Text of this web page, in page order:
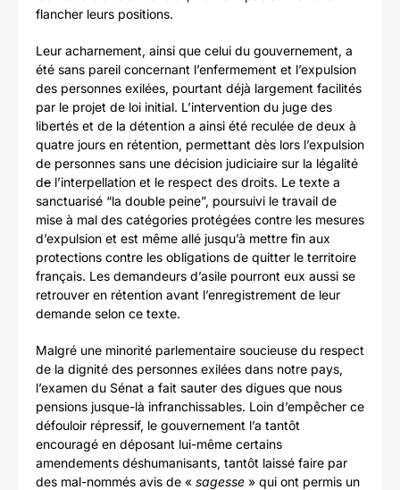
flancher leurs positions.
Leur acharnement, ainsi que celui du gouvernement, a
été sans pareil concernant l’enfermement et l’expulsion
des personnes exilées, pourtant déjà largement facilités
par le projet de loi initial. L’intervention du juge des
libertés et de la détention a ainsi été reculée de deux à
quatre jours en rétention, permettant dès lors l’expulsion
de personnes sans une décision judiciaire sur la légalité
de l’interpellation et le respect des droits. Le texte a
sanctuarisé “la double peine”, poursuivi le travail de
mise à mal des catégories protégées contre les mesures
d’expulsion et est même allé jusqu’à mettre fin aux
protections contre les obligations de quitter le territoire
français. Les demandeurs d’asile pourront eux aussi se
retrouver en rétention avant l’enregistrement de leur
demande selon ce texte.
Malgré une minorité parlementaire soucieuse du respect
de la dignité des personnes exilées dans notre pays,
l’examen du Sénat a fait sauter des digues que nous
pensions jusque-là infranchissables. Loin d’empêcher ce
défouloir répressif, le gouvernement l’a tantôt
encouragé en déposant lui-même certains
amendements déshumanisants, tantôt laissé faire par
des mal-nommés avis de « sagesse » qui ont permis un